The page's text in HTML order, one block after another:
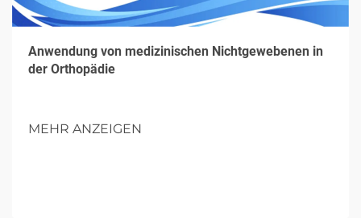
Anwendung von medizinischen Nichtgewebenen in
der Orthopädie
MEHR ANZEIGEN